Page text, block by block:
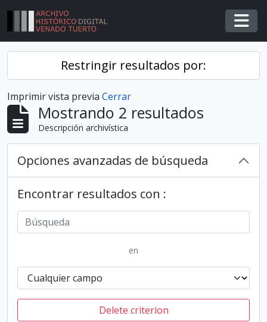
Skip to main content
Restringir resultados por:
Imprimir vista previa Cerrar
Mostrando 2 resultados
Descripción archivística
Opciones avanzadas de búsqueda
Encontrar resultados con :
en
Delete criterion